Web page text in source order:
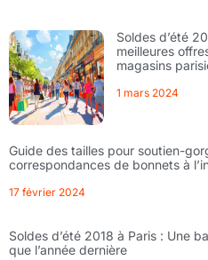
Soldes d’été
meilleures
magasins
1 mars 2024
Guide des tailles pour soutien-
correspondances de bonnets à
17 février 2024
Soldes d’été 2018 à Paris : Une
que l’année dernière